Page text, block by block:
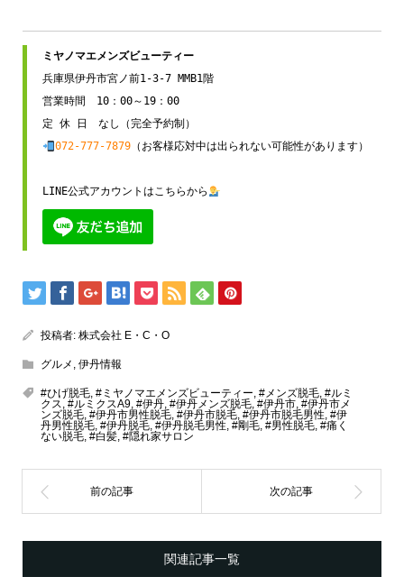
ミヤノマエメンズビューティー
兵庫県伊丹市宮ノ前1-3-7 MMB1階
営業時間　10：00～19：00
072-777-7879（お客様応対中は出られない可能性があります）
LINE公式アカウントはこちらから
投稿者: 株式会社 E・C・O
グルメ 伊丹情報
#ひげ脱毛, #ミヤノマエメンズビューティー #メンズ脱毛, #ルミ
クス #ルミクスA9, #伊丹, #伊丹メンズ脱毛, #伊丹市, #伊丹市メ
ンズ脱毛, #伊丹市男性脱毛, #伊丹市脱毛, #伊丹市脱毛男性, #伊
丹男性脱毛, #伊丹脱毛, #伊丹脱毛男性, #剛毛, #男性脱毛, #痛く
ない脱毛, #白髪, #隠れ家サロン
関連記事一覧